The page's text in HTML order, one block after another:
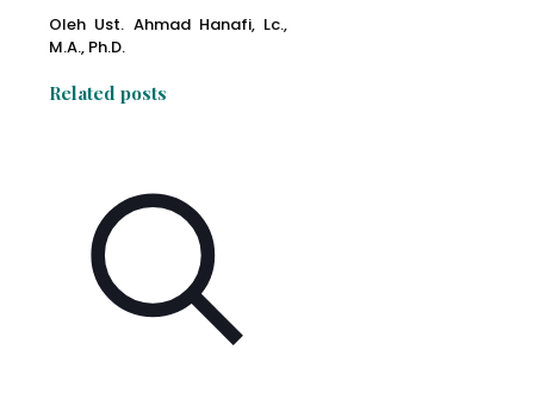
Oleh Ust. Ahmad Hanafi, Lc.,
M.A., Ph.D.
Related posts